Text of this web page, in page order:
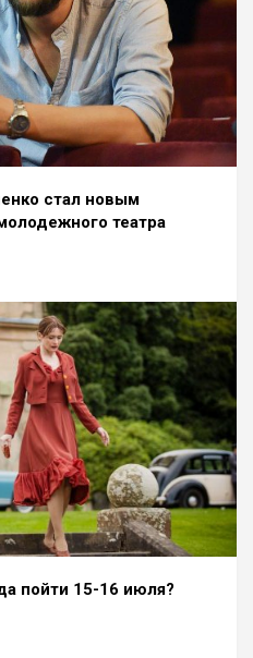
стал новым
театра
пойти 15-16 июля?